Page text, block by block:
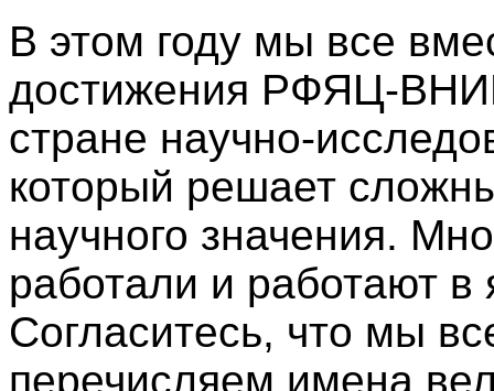
В этом году мы все
достижения РФЯЦ-
стране научно-
который решает
научного значения.
работали и работают
Согласитесь, что мы
перечисляем имена